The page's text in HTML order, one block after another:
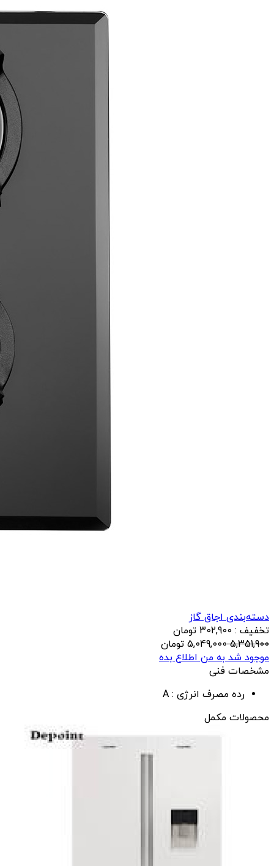
دسته‌بندی اجاق گاز
تخفیف : 302,900 تومان
5,351,900
5,049,000 تومان
موجود شد به من اطلاع بده
مشخصات فنی
رده مصرف انرژی : A
محصولات مکمل